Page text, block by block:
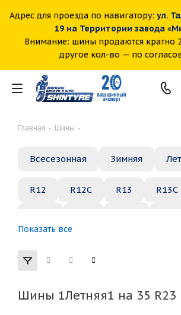
Адрес для проезда по навигатору: ул.
19 на Территории завода
Внимание: шины продаются кратно
другое кол-во — по
Главная - Шины -
Всесезонная Зимняя
R12 R12C R13 R13C
R22
155 165 185 195
Показать все
Шины 1Летняя1 на 35 R23